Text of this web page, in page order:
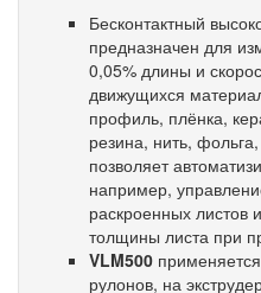
Бесконтактный
предназначен для
0,05% длины и
движущихся
профиль, плёнка,
резина, нить,
позволяет
например,
раскроенных листов
толщины листа при
VLM500
рулонов, на